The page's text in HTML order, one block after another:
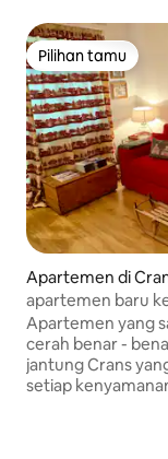
Pilihan tamu
Pilihan tamu
Apartemen di
na
apartemen baru
Apartemen yang
cerah benar -
jantung Crans
setiap